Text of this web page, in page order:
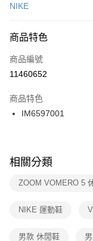
便利好安心！
３．安心：先確認商品
【「AFTEE先享後付」結
１．於結帳方式選擇「
２．訂單成立數日內，
３．收到繳費通知簡訊
ATM／網路銀行／等多
※ 交易是否成功請以「
是否繳費成功／繳費後
客戶支援中心」https://
１．透過由恩沛科技股
權轉讓予恩沛科技股份
運送方式
每筆NT$100，滿
宅配
每筆NT$100，滿
付款後門市自取
每筆NT$100，滿
NIKE
商品特色
商品編號
11460652
商品特色
IM6597001
相關分類
ZOOM VOMERO 5
NIKE 運動鞋
男款 休閒鞋